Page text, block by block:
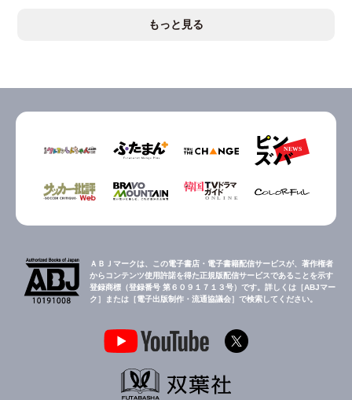
もっと見る
ＡＢＪマークは、この電子書店・電子書籍配信サービスが、著作権者
からコンテンツ使用許諾を得た正規版配信サービスであることを示す
登録商標（登録番号 第６０９１７１３号）です。詳しくは［ABJマー
ク］または［電子出版制作・流通協議会］で検索してください。